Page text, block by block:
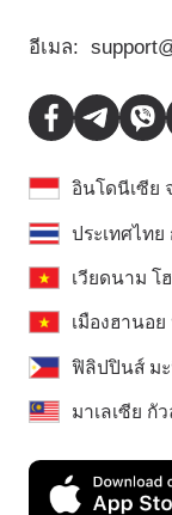
อีเมล:
อินโดนีเซีย
ประเทศไทย
เวียดนาม โ
เมืองฮานอย
ฟิลิปปินส์ มะ
มาเลเซีย กั